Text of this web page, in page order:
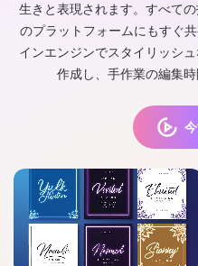
生きと表現されます。すべて
のプラットフォームにもすぐ
インエンジンでスタイリッシ
作成し、手作業の編集